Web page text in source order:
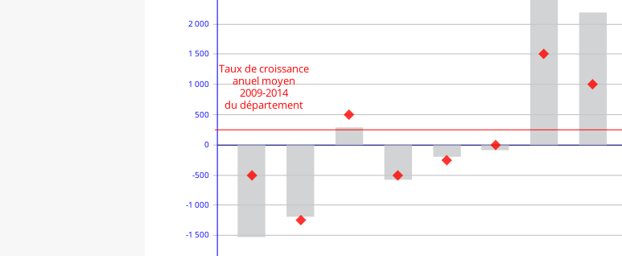
0
500
1 000
1 500
2 000
-500
-1 000
-1 500
Taux de croissance
anuel moyen
2009-2014
du département